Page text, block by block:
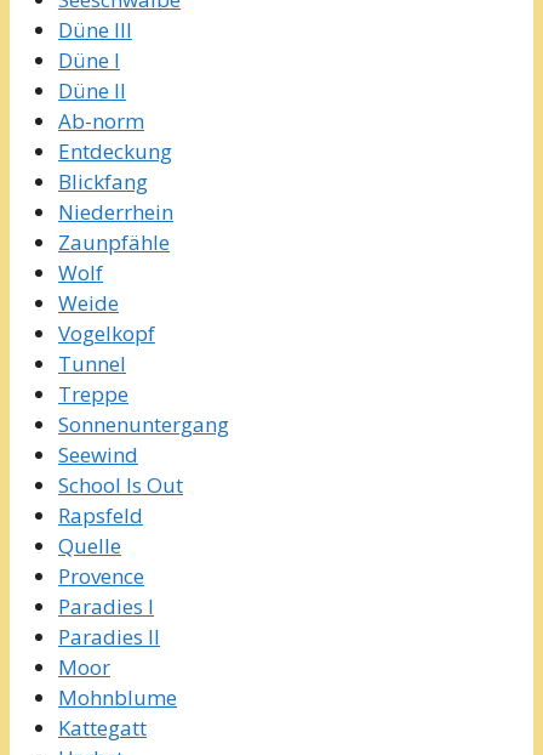
Düne III
Düne I
Düne II
Ab-norm
Entdeckung
Blickfang
Niederrhein
Zaunpfähle
Wolf
Weide
Vogelkopf
Tunnel
Treppe
Sonnenuntergang
Seewind
School Is Out
Rapsfeld
Quelle
Provence
Paradies I
Paradies II
Moor
Mohnblume
Kattegatt